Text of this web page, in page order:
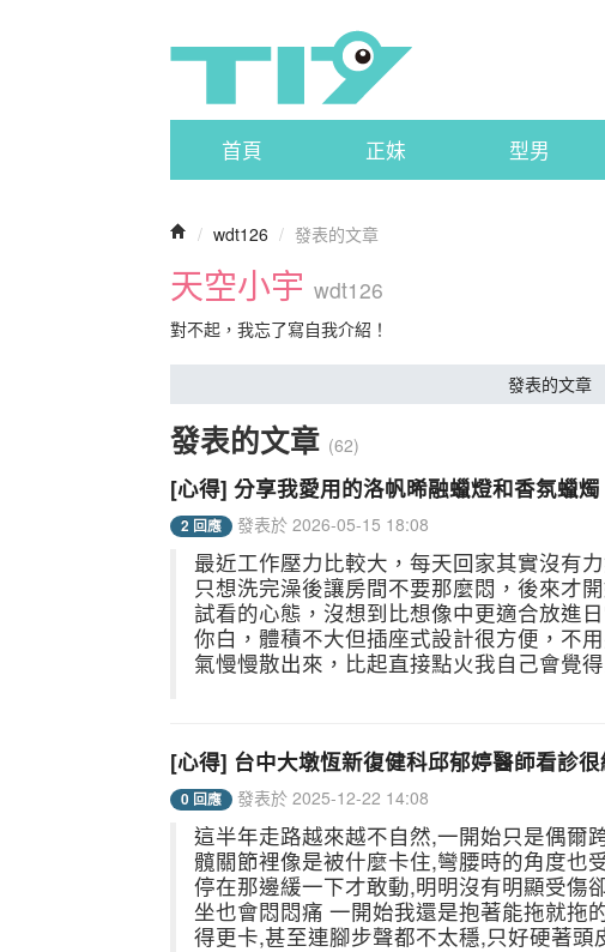
首頁 正妹 型男
/ wdt126 / 發表的文章
天空小宇 wdt126
對不起，我忘了寫自我介紹！
發表的文章
發表的文章 (62)
[心得] 分享我愛用的洛帆晞融蠟燈和香氛蠟燭
2 回應 發表於 2026-05-15 18:08
最近工作壓力比較大，每天回家其實沒有
只想洗完澡後讓房間不要那麼悶，後來才
試看的心態，沒想到比想像中更適合放進
你白，體積不大但插座式設計很方便，不
氣慢慢散出來，比起直接點火我自己會覺
[心得] 台中大墩恆新復健科邱郁婷醫師看診
0 回應 發表於 2025-12-22 14:08
這半年走路越來越不自然,一開始只是偶爾
髖關節裡像是被什麼卡住,彎腰時的角度也
停在那邊緩一下才敢動,明明沒有明顯受傷
坐也會悶悶痛 一開始我還是抱著能拖就拖
得更卡,甚至連腳步聲都不太穩,只好硬著頭